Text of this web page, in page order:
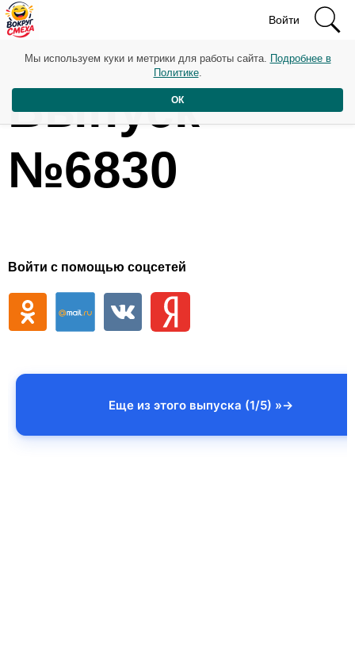
Войти
Выпуск
№6830
Войти с помощью соцсетей
Еще из этого выпуска (1/5) »
Мы используем куки и метрики для работы сайта. Подробнее в
Политике.
ОК